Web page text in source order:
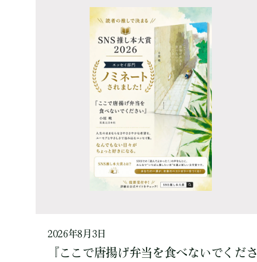
2026年8月3日
『ここで唐揚げ弁当を食べないでくださ